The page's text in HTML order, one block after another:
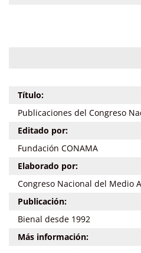
Título:
Publicaciones del Congreso
Editado por:
Fundación CONAMA
Elaborado por:
Congreso Nacional del Medio
Publicación:
Bienal desde 1992
Más información: